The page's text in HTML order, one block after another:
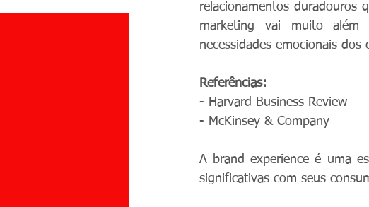
relacionamentos duradouros
marketing vai muito
necessidades emocionais dos
Referências:
- Harvard Business Review
- McKinsey & Company
A brand experience é uma
significativas com seus